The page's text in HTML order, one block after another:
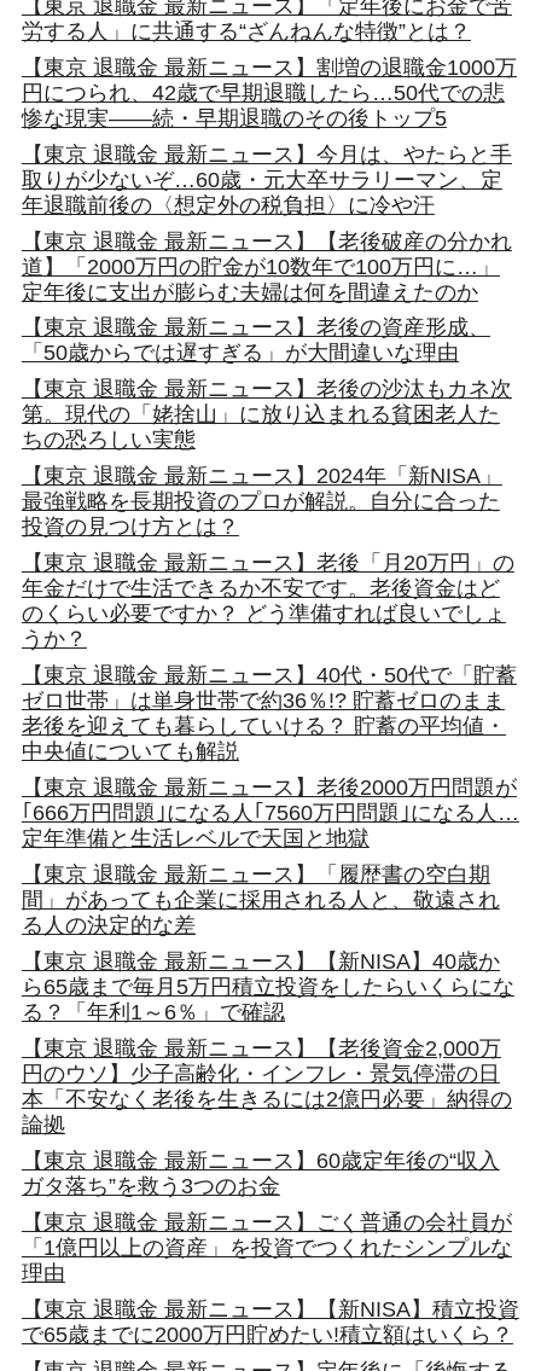
【東京 退職金 最新ニュース】「定年後にお金で苦
労する人」に共通する“ざんねんな特徴”とは？
【東京 退職金 最新ニュース】割増の退職金1000万
円につられ、42歳で早期退職したら…50代での悲
惨な現実――続・早期退職のその後トップ5
【東京 退職金 最新ニュース】今月は、やたらと手
取りが少ないぞ…60歳・元大卒サラリーマン、定
年退職前後の〈想定外の税負担〉に冷や汗
【東京 退職金 最新ニュース】【老後破産の分かれ
道】「2000万円の貯金が10数年で100万円に…」
定年後に支出が膨らむ夫婦は何を間違えたのか
【東京 退職金 最新ニュース】老後の資産形成、
「50歳からでは遅すぎる」が大間違いな理由
【東京 退職金 最新ニュース】老後の沙汰もカネ次
第。現代の「姥捨山」に放り込まれる貧困老人た
ちの恐ろしい実態
【東京 退職金 最新ニュース】2024年「新NISA」
最強戦略を長期投資のプロが解説。自分に合った
投資の見つけ方とは？
【東京 退職金 最新ニュース】老後「月20万円」の
年金だけで生活できるか不安です。老後資金はど
のくらい必要ですか？ どう準備すれば良いでしょ
うか？
【東京 退職金 最新ニュース】40代・50代で「貯蓄
ゼロ世帯」は単身世帯で約36％!? 貯蓄ゼロのまま
老後を迎えても暮らしていける？ 貯蓄の平均値・
中央値についても解説
【東京 退職金 最新ニュース】老後2000万円問題が
｢666万円問題｣になる人｢7560万円問題｣になる人…
定年準備と生活レベルで天国と地獄
【東京 退職金 最新ニュース】「履歴書の空白期
間」があっても企業に採用される人と、敬遠され
る人の決定的な差
【東京 退職金 最新ニュース】【新NISA】40歳か
ら65歳まで毎月5万円積立投資をしたらいくらにな
る？「年利1～6％」で確認
【東京 退職金 最新ニュース】【老後資金2,000万
円のウソ】少子高齢化・インフレ・景気停滞の日
本「不安なく老後を生きるには2億円必要」納得の
論拠
【東京 退職金 最新ニュース】60歳定年後の“収入
ガタ落ち”を救う3つのお金
【東京 退職金 最新ニュース】ごく普通の会社員が
「1億円以上の資産」を投資でつくれたシンプルな
理由
【東京 退職金 最新ニュース】【新NISA】積立投資
で65歳までに2000万円貯めたい!積立額はいくら？